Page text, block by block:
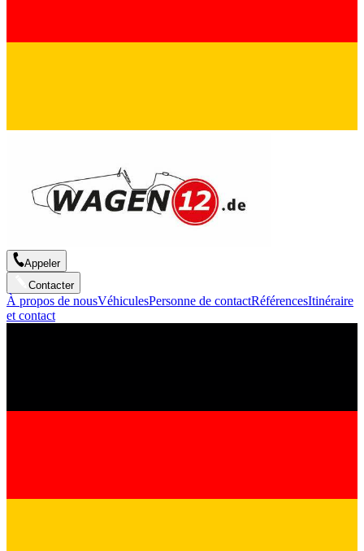
Appeler
Contacter
À propos de nousVéhiculesPersonne de contactRéférencesItinéraire
et contact